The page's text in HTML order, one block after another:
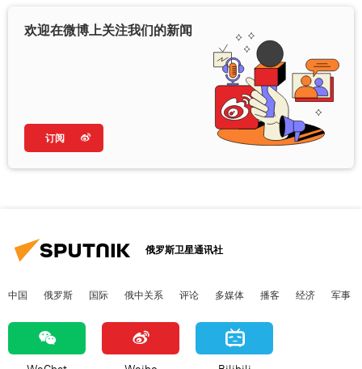
欢迎在微博上关注我们的新闻
订阅
俄罗斯卫星通讯社
中国 俄罗斯 国际 俄中关系 评论 多媒体 播客 经济 军事